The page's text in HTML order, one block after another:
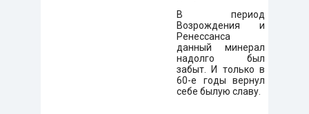
В период
Возрождения и
Ренессанса
данный минерал
надолго был
забыт. И только в
60-е годы вернул
себе былую славу.